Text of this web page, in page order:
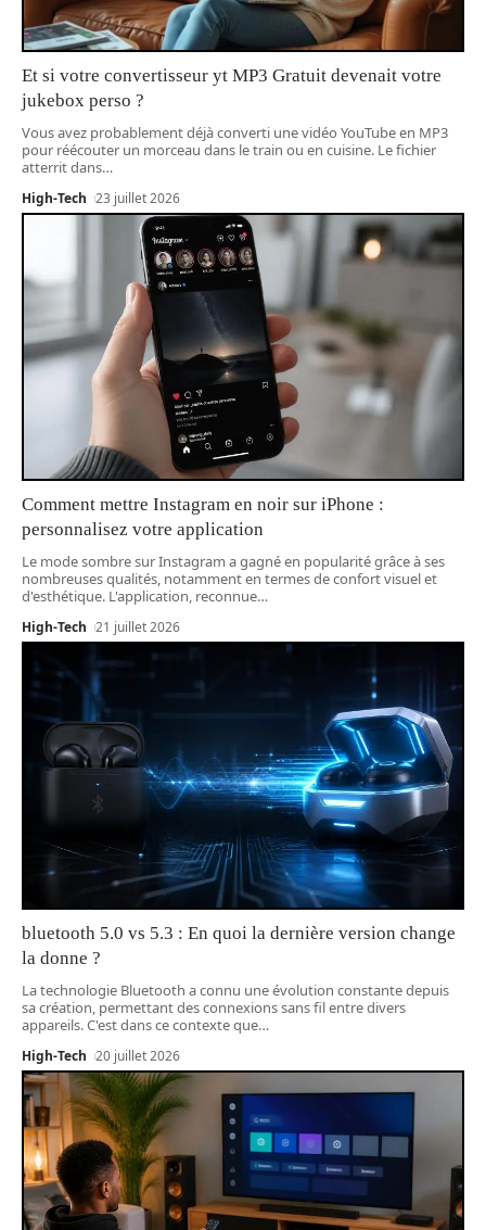
Et si votre convertisseur yt MP3 Gratuit devenait votre
jukebox perso ?
Vous avez probablement déjà converti une vidéo YouTube en MP3
pour réécouter un morceau dans le train ou en cuisine. Le fichier
atterrit dans…
High-Tech 23 juillet 2026
Comment mettre Instagram en noir sur iPhone :
personnalisez votre application
Le mode sombre sur Instagram a gagné en popularité grâce à ses
nombreuses qualités, notamment en termes de confort visuel et
d'esthétique. L'application, reconnue…
High-Tech 21 juillet 2026
bluetooth 5.0 vs 5.3 : En quoi la dernière version change
la donne ?
La technologie Bluetooth a connu une évolution constante depuis
sa création, permettant des connexions sans fil entre divers
appareils. C'est dans ce contexte que…
High-Tech 20 juillet 2026